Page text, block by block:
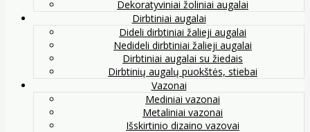
Dekoratyviniai žoliniai augalai
Dirbtiniai augalai
Dideli dirbtiniai žalieji augalai
Nedideli dirbtiniai žalieji augalai
Dirbtiniai augalai su žiedais
Dirbtinių augalų puokštės, stiebai
Vazonai
Mediniai vazonai
Metaliniai vazonai
Išskirtinio dizaino vazovai